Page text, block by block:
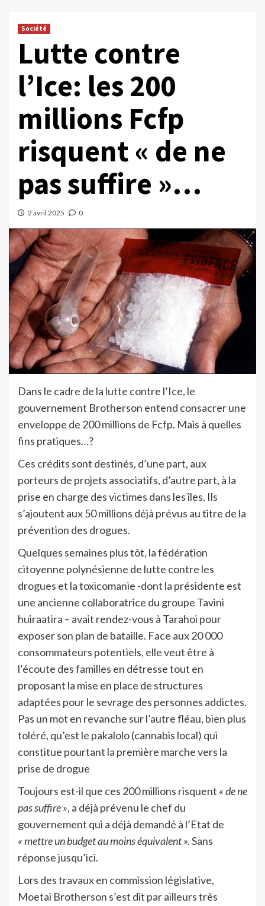
Société
Lutte contre
l’Ice: les 200
millions Fcfp
risquent « de ne
pas suffire »…
2 avril 2025 0
Dans le cadre de la lutte contre l’Ice, le
gouvernement Brotherson entend consacrer une
enveloppe de 200 millions de Fcfp. Mais à quelles
fins pratiques…?
Ces crédits sont destinés, d’une part, aux
porteurs de projets associatifs, d’autre part, à la
prise en charge des victimes dans les îles. Ils
s’ajoutent aux 50 millions déjà prévus au titre de la
prévention des drogues.
Quelques semaines plus tôt, la fédération
citoyenne polynésienne de lutte contre les
drogues et la toxicomanie -dont la présidente est
une ancienne collaboratrice du groupe Tavini
huiraatira – avait rendez-vous à Tarahoi pour
exposer son plan de bataille. Face aux 20 000
consommateurs potentiels, elle veut être à
l’écoute des familles en détresse tout en
proposant la mise en place de structures
adaptées pour le sevrage des personnes addictes.
Pas un mot en revanche sur l’autre fléau, bien plus
toléré, qu’est le pakalolo (cannabis local) qui
constitue pourtant la première marche vers la
prise de drogue
Toujours est-il que ces 200 millions risquent « de ne
pas suffire », a déjà prévenu le chef du
gouvernement qui a déjà demandé à l’Etat de
« mettre un budget au moins équivalent ».Sans
réponse jusqu’ici.
Lors des travaux en commission législative,
Moetai Brotherson s’est dit par ailleurs très